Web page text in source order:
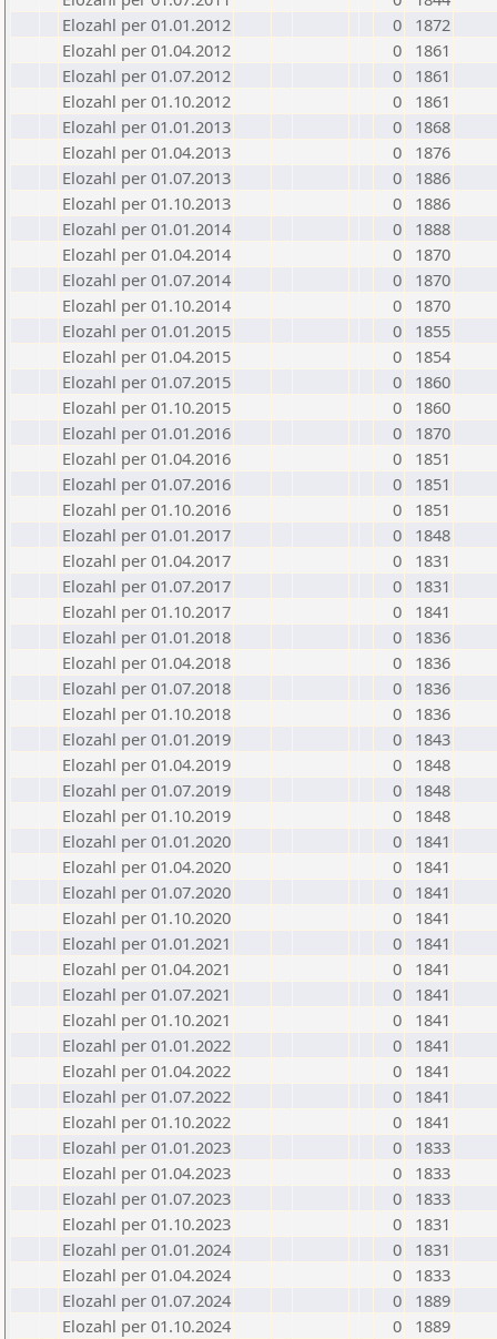
Elozahl per 01.01.2012
0
1872
Elozahl per 01.04.2012
0
1861
Elozahl per 01.07.2012
0
1861
Elozahl per 01.10.2012
0
1861
Elozahl per 01.01.2013
0
1868
Elozahl per 01.04.2013
0
1876
Elozahl per 01.07.2013
0
1886
Elozahl per 01.10.2013
0
1886
Elozahl per 01.01.2014
0
1888
Elozahl per 01.04.2014
0
1870
Elozahl per 01.07.2014
0
1870
Elozahl per 01.10.2014
0
1870
Elozahl per 01.01.2015
0
1855
Elozahl per 01.04.2015
0
1854
Elozahl per 01.07.2015
0
1860
Elozahl per 01.10.2015
0
1860
Elozahl per 01.01.2016
0
1870
Elozahl per 01.04.2016
0
1851
Elozahl per 01.07.2016
0
1851
Elozahl per 01.10.2016
0
1851
Elozahl per 01.01.2017
0
1848
Elozahl per 01.04.2017
0
1831
Elozahl per 01.07.2017
0
1831
Elozahl per 01.10.2017
0
1841
Elozahl per 01.01.2018
0
1836
Elozahl per 01.04.2018
0
1836
Elozahl per 01.07.2018
0
1836
Elozahl per 01.10.2018
0
1836
Elozahl per 01.01.2019
0
1843
Elozahl per 01.04.2019
0
1848
Elozahl per 01.07.2019
0
1848
Elozahl per 01.10.2019
0
1848
Elozahl per 01.01.2020
0
1841
Elozahl per 01.04.2020
0
1841
Elozahl per 01.07.2020
0
1841
Elozahl per 01.10.2020
0
1841
Elozahl per 01.01.2021
0
1841
Elozahl per 01.04.2021
0
1841
Elozahl per 01.07.2021
0
1841
Elozahl per 01.10.2021
0
1841
Elozahl per 01.01.2022
0
1841
Elozahl per 01.04.2022
0
1841
Elozahl per 01.07.2022
0
1841
Elozahl per 01.10.2022
0
1841
Elozahl per 01.01.2023
0
1833
Elozahl per 01.04.2023
0
1833
Elozahl per 01.07.2023
0
1833
Elozahl per 01.10.2023
0
1831
Elozahl per 01.01.2024
0
1831
Elozahl per 01.04.2024
0
1833
Elozahl per 01.07.2024
0
1889
Elozahl per 01.10.2024
0
1889